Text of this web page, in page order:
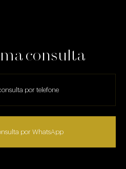
consulta
por WhatsApp
por telefone